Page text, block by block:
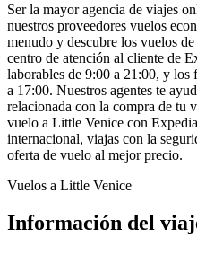
Ser la mayor agencia de viajes
nuestros proveedores vuelos
menudo y descubre los vuelos
centro de atención al cliente de
laborables de 9:00 a 21:00, y los
a 17:00. Nuestros agentes te
relacionada con la compra de tu
vuelo a Little Venice con
internacional, viajas con la
oferta de vuelo al mejor precio.
Vuelos a Little Venice
Información del